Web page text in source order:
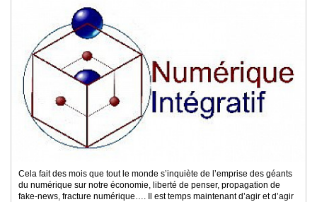
Cela fait des mois que tout le monde s’inquiète de l’emprise des géants
du numérique sur notre économie, liberté de penser, propagation de
fake-news, fracture numérique…. Il est temps maintenant d’agir et d’agir